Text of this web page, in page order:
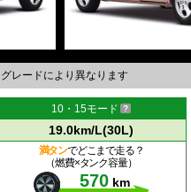
レードにより異なります
10・15モード
19.0km/L(30L)
満タンでどこまで走る？
（燃費×タンク容量）
570 km